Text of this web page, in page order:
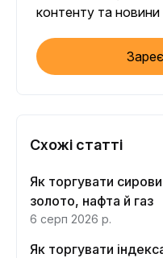
контенту та новини
Схожі статті
Як торгувати
золото, нафта й газ
6 серп 2026 р.
Як торгувати